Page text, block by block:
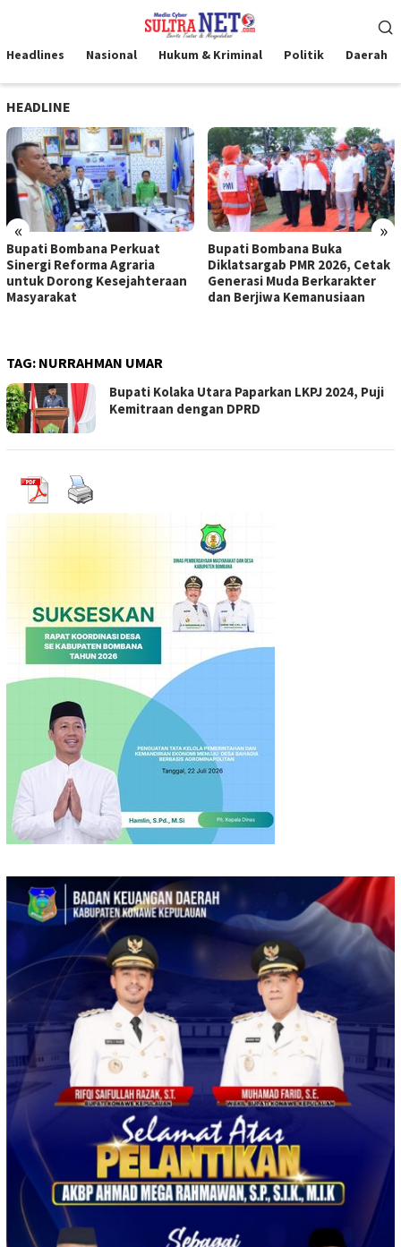
kontenMobile
Headlines Nasional Hukum & Kriminal Politik Daerah
HEADLINE
« »
Bupati Bombana Perkuat
Sinergi Reforma Agraria
untuk Dorong Kesejahteraan
Masyarakat
Bupati Bombana Buka
Diklatsargab PMR 2026, Cetak
Generasi Muda Berkarakter
dan Berjiwa Kemanusiaan
TAG: NURRAHMAN UMAR
Bupati Kolaka Utara Paparkan LKPJ 2024, Puji
Kemitraan dengan DPRD